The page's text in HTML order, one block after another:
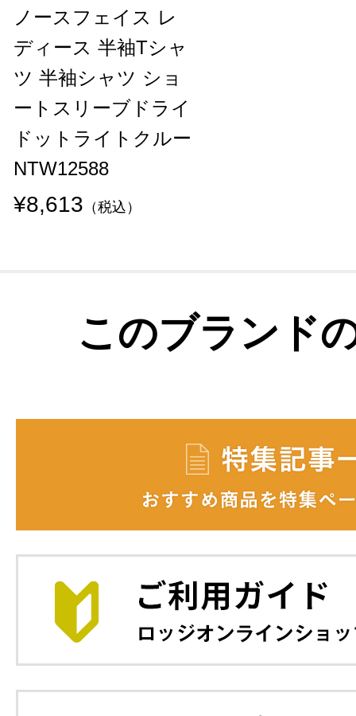
ノースフェイス レ
ディース 半袖Tシャ
ツ 半袖シャツ ショ
ートスリーブドライ
ドットライトクルー
NTW12588
¥8,613 （税込）
このブランド